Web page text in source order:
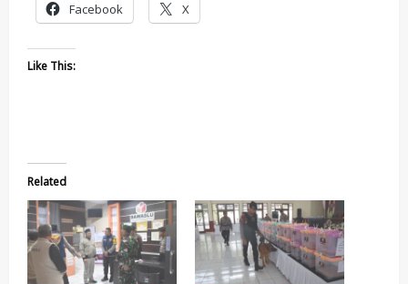
Facebook X
Like This:
Related